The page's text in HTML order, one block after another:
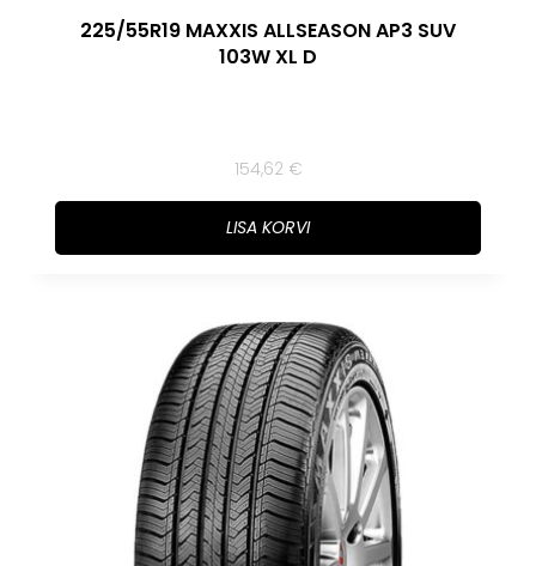
225/55R19 MAXXIS ALLSEASON AP3 SUV
103W XL D
154,62 €
LISA KORVI